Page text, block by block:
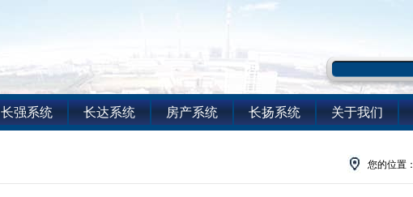
长强系统 长达系统 房产系统 长扬系统 关于我们
您的位置：